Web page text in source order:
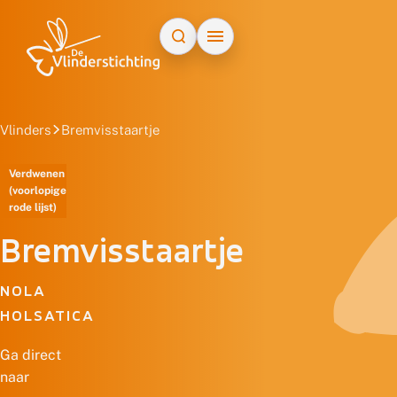
Vlinders Bremvisstaartje
Verdwenen
(voorlopige
rode lijst)
Bremvisstaartje
NOLA
HOLSATICA
Ga direct
naar